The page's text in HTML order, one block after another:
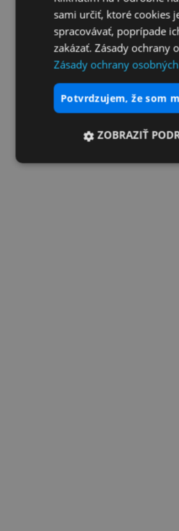
sami určiť, ktoré cookies
spracovávať, poprípade
zakázať. Zásady ochrany
Zásady ochrany
potvrdzujem, že som
ZOBRAZIŤ